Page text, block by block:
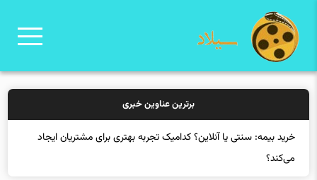
برترین عناوین خبری
خرید بیمه: سنتی یا آنلاین؟ کدامیک تجربه بهتری برای مشتریان ایجاد
می‌کند؟